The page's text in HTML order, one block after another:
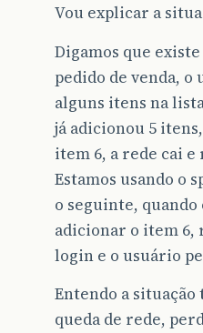
Vou explicar a
Digamos que
pedido de venda,
alguns itens na
já adicionou 5
item 6, a rede cai
Estamos usando o
o seguinte,
adicionar o item 6,
login e o usuário
Entendo a
queda de rede,